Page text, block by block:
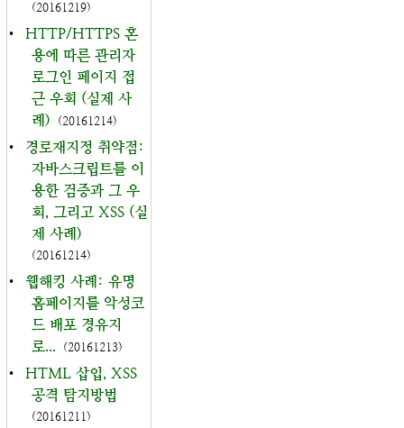
(20161219)
•
HTTP/HTTPS 혼
용에 따른 관리자
로그인 페이지 접
근 우회 (실제 사
례)
(20161214)
•
경로재지정 취약점:
자바스크립트를 이
용한 검증과 그 우
회, 그리고 XSS (실
제 사례)
(20161214)
•
웹해킹 사례: 유명
홈페이지를 악성코
드 배포 경유지
로...
(20161213)
•
HTML 삽입, XSS
공격 탐지방법
(20161211)